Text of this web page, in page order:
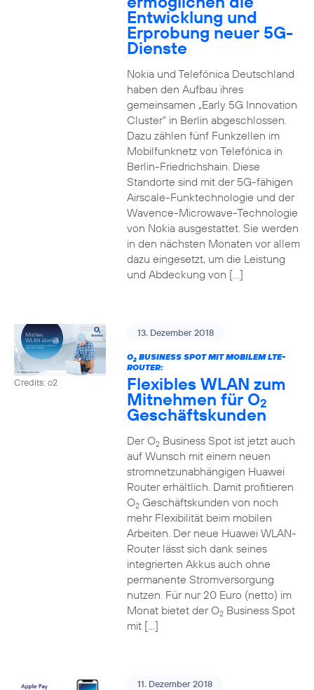
Entwicklung und
Erprobung neuer 5G-
Dienste
Nokia und Telefónica Deutschland
haben den Aufbau ihres
gemeinsamen „Early 5G Innovation
Cluster” in Berlin abgeschlossen.
Dazu zählen fünf Funkzellen im
Mobilfunknetz von Telefónica in
Berlin-Friedrichshain. Diese
Standorte sind mit der 5G-fähigen
Airscale-Funktechnologie und der
Wavence-Microwave-Technologie
von Nokia ausgestattet. Sie werden
in den nächsten Monaten vor allem
dazu eingesetzt, um die Leistung
und Abdeckung von […]
Credits: o2
13. Dezember 2018
O2BUSINESS SPOT MIT MOBILEM LTE-
ROUTER:
Flexibles WLAN zum
Mitnehmen für O2
Geschäftskunden
Der O2Business Spot ist jetzt auch
auf Wunsch mit einem neuen
stromnetzunabhängigen Huawei
Router erhältlich. Damit profitieren
O2Geschäftskunden von noch
mehr Flexibilität beim mobilen
Arbeiten. Der neue Huawei WLAN-
Router lässt sich dank seines
integrierten Akkus auch ohne
permanente Stromversorgung
nutzen. Für nur 20 Euro (netto) im
Monat bietet der O2Business Spot
mit […]
11. Dezember 2018